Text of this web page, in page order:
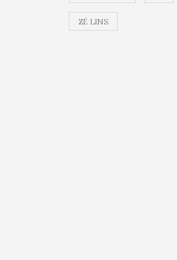
ZÉ LINS